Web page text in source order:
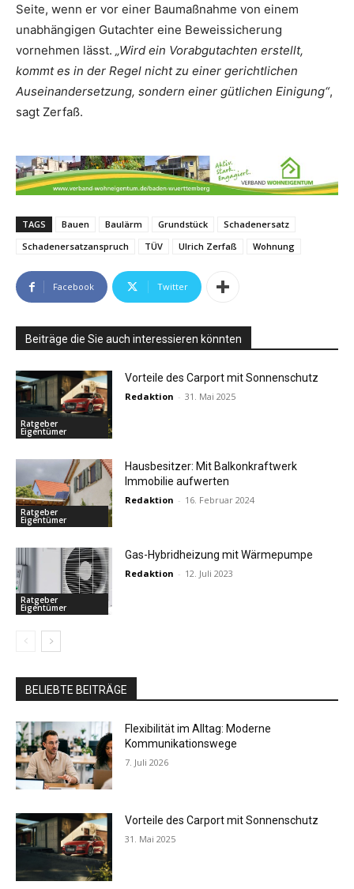
Seite, wenn er vor einer Baumaßnahme von einem
unabhängigen Gutachter eine Beweissicherung
vornehmen lässt. „Wird ein Vorabgutachten erstellt,
kommt es in der Regel nicht zu einer gerichtlichen
Auseinandersetzung, sondern einer gütlichen Einigung“,
sagt Zerfaß.
TAGS Bauen Baulärm Grundstück
Schadenersatz
Schadenersatzanspruch
TÜV Ulrich Zerfaß Wohnung
Facebook Twitter
Beiträge die Sie auch interessieren könnten
Ratgeber
Eigentümer
Vorteile des Carport mit Sonnenschutz
Redaktion - 31. Mai 2025
Ratgeber
Eigentümer
Hausbesitzer: Mit Balkonkraftwerk
Immobilie aufwerten
Redaktion - 16. Februar 2024
Ratgeber
Eigentümer
Gas-Hybridheizung mit Wärmepumpe
Redaktion - 12. Juli 2023
BELIEBTE BEITRÄGE
Flexibilität im Alltag: Moderne
Kommunikationswege
7. Juli 2026
Vorteile des Carport mit Sonnenschutz
31. Mai 2025